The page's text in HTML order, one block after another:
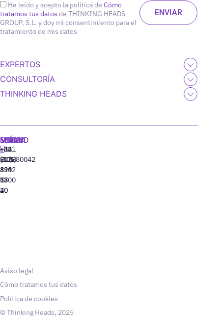
He leído y acepto la política de Cómo
tratamos tus datos de THINKING HEADS
GROUP, S.L. y doy mi consentimiento para el
tratamiento de mis datos
EXPERTOS
CONSULTORÍA
THINKING HEADS
MADRID
+34
91
310
77
40
MIAMI
+1
(305)
424
13
20
SEÚL
+82
(10)
8942
6800
LISBOA
‪+351
213880042
Aviso legal
Cómo tratamos tus datos
Política de cookies
© Thinking Heads, 2025